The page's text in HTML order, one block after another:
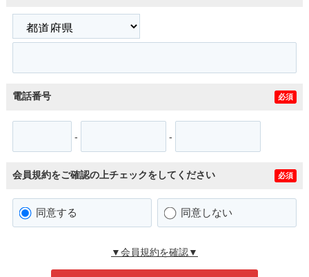
電話番号 必須
- -
会員規約をご確認の上チェックをしてください 必須
同意する 同意しない
▼会員規約を確認▼